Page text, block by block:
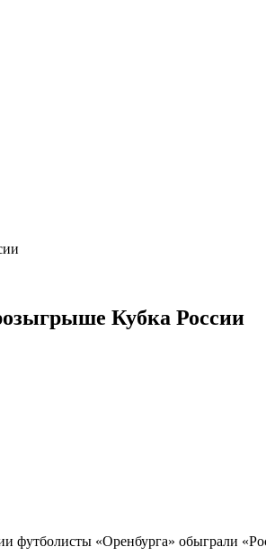
Кубка России
футболисты «Оренбурга» обыграли